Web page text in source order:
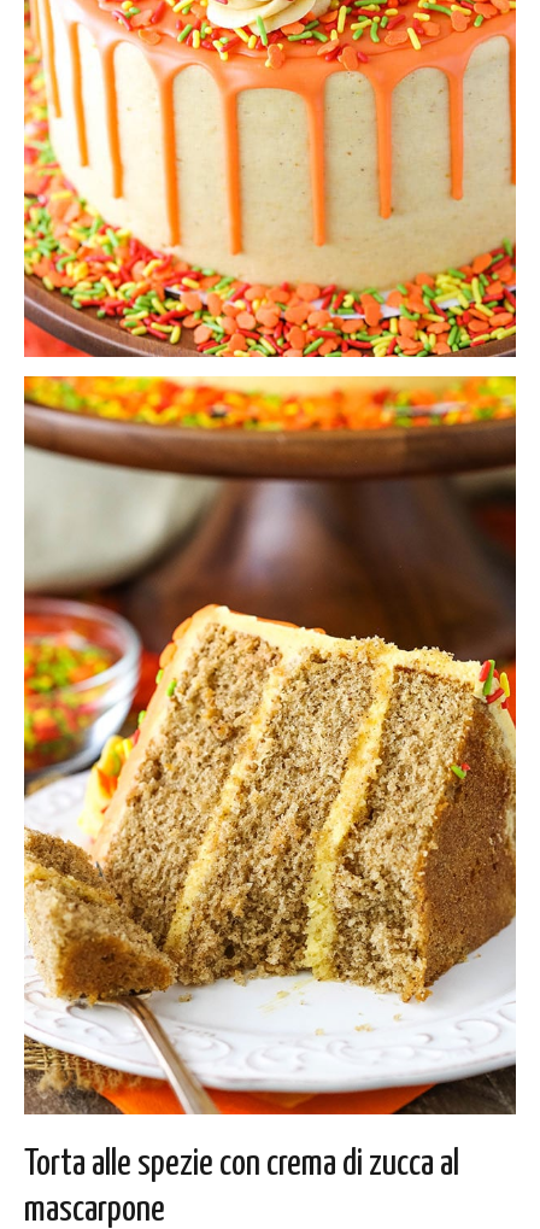
Torta alle spezie con crema di zucca al
mascarpone